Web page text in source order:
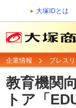
大塚IDとは
企業情報 プレス
教育機関
トア「